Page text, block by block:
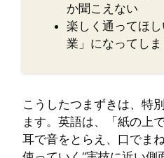
か聞こえない
楽しく通ってほ
業」になってしま
こうしたつまずきは、特
ます。英語は、「紙の上
耳で音をとらえ、口でま